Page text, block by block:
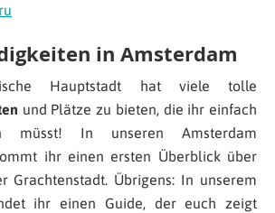
in Amsterdam
Hauptstadt hat viele tolle
und Plätze zu bieten, die ihr einfach
müsst! In unseren Amsterdam
ihr einen ersten Überblick über
Grachtenstadt. Übrigens: In unserem
ihr einen Guide, der euch zeigt